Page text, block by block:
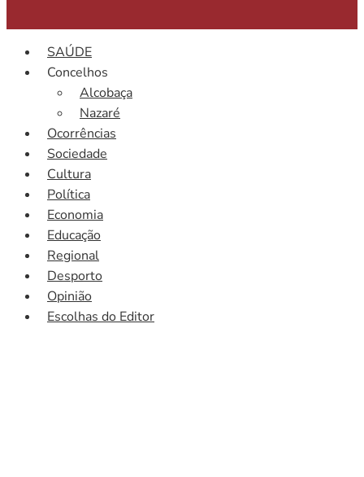
SAÚDE
Concelhos
Alcobaça
Nazaré
Ocorrências
Sociedade
Cultura
Política
Economia
Educação
Regional
Desporto
Opinião
Escolhas do Editor